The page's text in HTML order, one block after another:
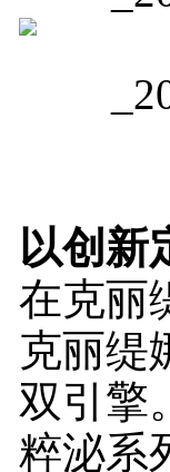
以创新
在克丽
克丽缇
双引擎
粹泌系